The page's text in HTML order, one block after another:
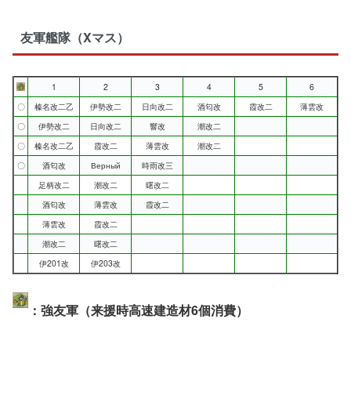
友軍艦隊（Xマス）
1 2 3 4 5
6
〇
榛名改二乙 伊勢改二 日向改二 酒匂改 霞改二
薄雲改
〇
伊勢改二 日向改二 響改
潮改二
〇
榛名改二乙 霞改二 薄雲改
潮改二
〇
酒匂改 Верный
時雨改三
足柄改二
潮改二
曙改二
酒匂改
薄雲改
霞改二
薄雲改
霞改二
潮改二
曙改二
伊201改
伊203改
：強友軍（来援時高速建造材6個消費）